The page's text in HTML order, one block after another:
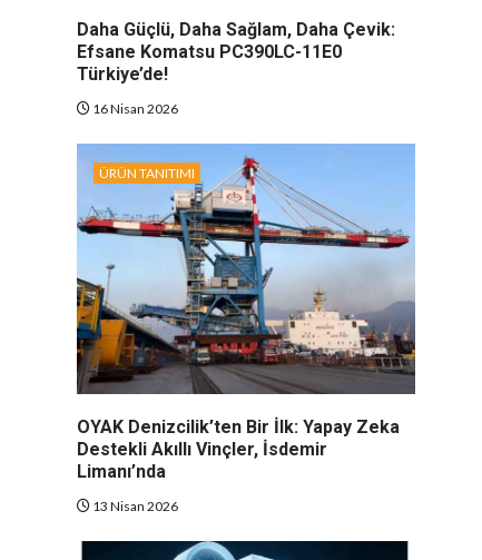
Daha Güçlü, Daha Sağlam, Daha Çevik:
Efsane Komatsu PC390LC-11E0
Türkiye’de!
16 Nisan 2026
ÜRÜN TANITIMI
OYAK Denizcilik’ten Bir İlk: Yapay Zeka
Destekli Akıllı Vinçler, İsdemir
Limanı’nda
13 Nisan 2026